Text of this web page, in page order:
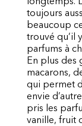
toujours
beaucoup
trouvé qu’il
parfums à
En plus des
macarons,
qui permet
envie
pris les
vanille, fruit